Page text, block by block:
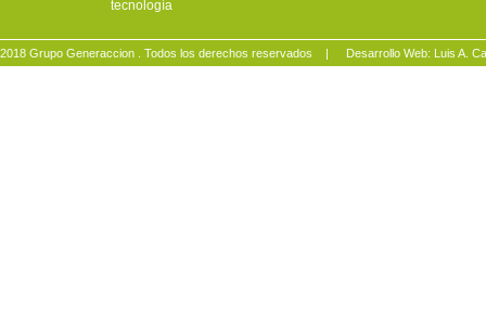
tecnología
2018 Grupo Generaccion . Todos los derechos reservados | Desarrollo Web: Luis